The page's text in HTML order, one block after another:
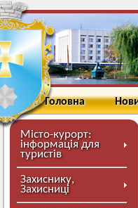
Головна
Місто-курорт:
інформація для
туристів
Захиснику,
Захисниці